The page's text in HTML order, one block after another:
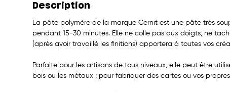
Description
La pâte polymère de la marque Cernit est une pâte très
pendant 15-30 minutes. Elle ne colle pas aux doigts, ne
(après avoir travaillé les finitions) apportera à toutes vos
Parfaite pour les artisans de tous niveaux, elle peut être
bois ou les métaux ; pour fabriquer des cartes ou vos